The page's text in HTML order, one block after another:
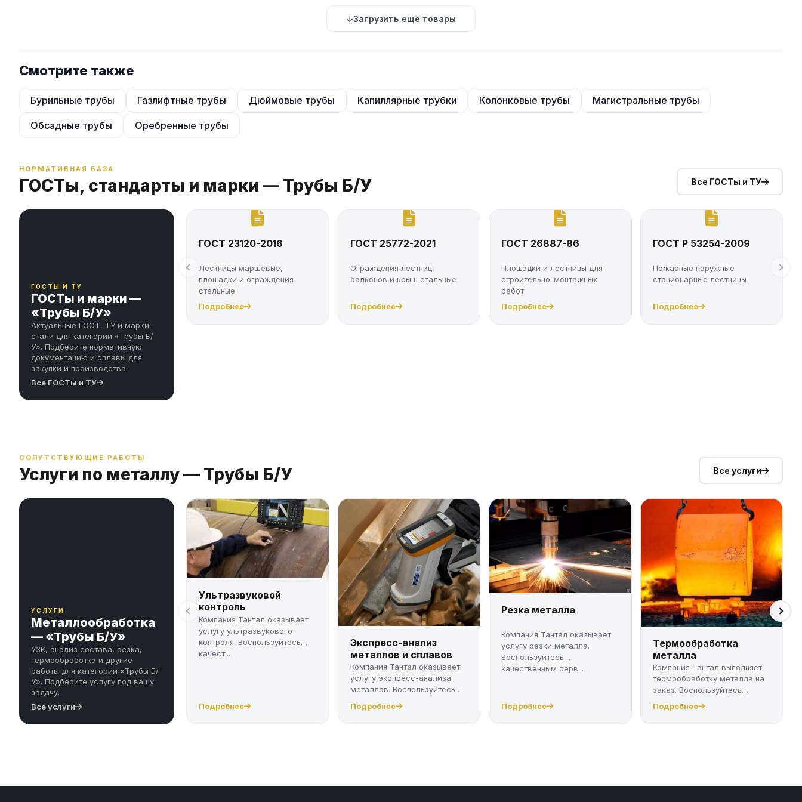
горная промышленность (работы, связанные с добычей полезных ископаемых);
Загрузить ещё товары
Смотрите также
Бурильные трубы Газлифтные трубы Дюймовые трубы Капиллярные трубки Колонковые трубы Магистральные трубы
Обсадные трубы Оребренные трубы
НОРМАТИВНАЯ БАЗА
ГОСТы, стандарты и марки — Трубы Б/У Все ГОСТы и ТУ
ГОСТЫ И ТУ
ГОСТы и марки —
«Трубы Б/У»
Актуальные ГОСТ, ТУ и марки
стали для категории «Трубы Б/
У». Подберите нормативную
документацию и сплавы для
закупки и производства.
Все ГОСТы и ТУ
ГОСТ 23120-2016
Лестницы маршевые,
площадки и ограждения
стальные
Подробнее
ГОСТ 25772-2021
Ограждения лестниц,
балконов и крыш стальные
Подробнее
ГОСТ 26887-86
Площадки и лестницы для
строительно-монтажных
работ
Подробнее
ГОСТ Р 53254-2009
Пожарные наружные
стационарные лестницы
Подробнее
СОПУТСТВУЮЩИЕ РАБОТЫ
Услуги по металлу — Трубы Б/У Все услуги
УСЛУГИ
Металлообработка
— «Трубы Б/У»
УЗК, анализ состава, резка,
термообработка и другие
работы для категории «Трубы Б/
У». Подберите услугу под вашу
задачу.
Все услуги
Ультразвуковой
контроль
Компания Тантал оказывает
услугу ультразвукового
контроля. Воспользуйтесь
качест...
Подробнее
Экспресс-анализ
металлов и сплавов
Компания Тантал оказывает
услугу экспресс-анализа
металлов. Воспользуйтесь
Подробнее
Резка металла
Компания Тантал оказывает
услугу резки металла.
Воспользуйтесь
качественным серв...
Подробнее
Термообработка
металла
Компания Тантал выполняет
термообработку металла на
заказ. Воспользуйтесь
качест...
Подробнее